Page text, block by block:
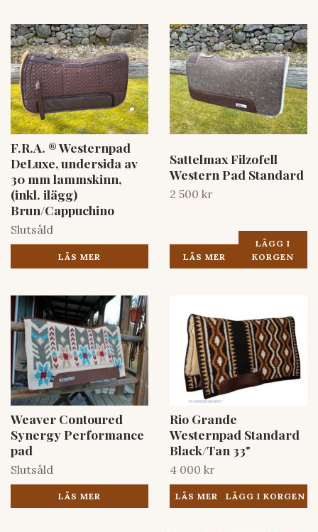
F.R.A. ® Westernpad
DeLuxe, undersida av
30 mm lammskinn,
(inkl. ilägg)
Brun/Cappuchino
Slutsåld
LÄS MER
Sattelmax Filzofell
Western Pad Standard
2 500 kr
LÄS MER
LÄGG I
KORGEN
Weaver Contoured
Synergy Performance
pad
Slutsåld
LÄS MER
Rio Grande
Westernpad Standard
Black/Tan 33"
4 000 kr
LÄS MER